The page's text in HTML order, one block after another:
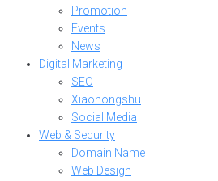
Promotion
Events
News
Digital Marketing
SEO
Xiaohongshu
Social Media
Web & Security
Domain Name
Web Design